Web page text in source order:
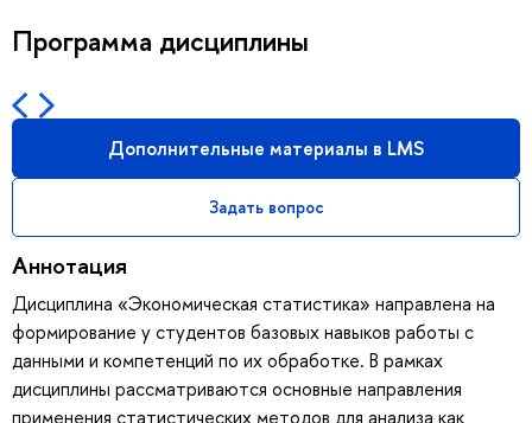
Программа дисциплины
Дополнительные материалы в LMS
Задать вопрос
Аннотация
Дисциплина «Экономическая статистика» направлена на
формирование у студентов базовых навыков работы с
данными и компетенций по их обработке. В рамках
дисциплины рассматриваются основные направления
применения статистических методов для анализа как